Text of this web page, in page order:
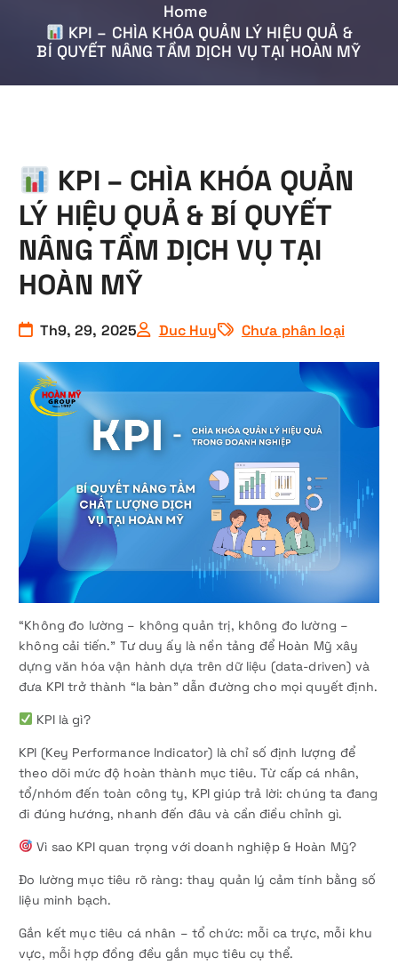
Home
KPI – CHÌA KHÓA QUẢN LÝ HIỆU QUẢ &
BÍ QUYẾT NÂNG TẦM DỊCH VỤ TẠI HOÀN MỸ
KPI – CHÌA KHÓA QUẢN
LÝ HIỆU QUẢ & BÍ QUYẾT
NÂNG TẦM DỊCH VỤ TẠI
HOÀN MỸ
Th9, 29, 2025 Duc Huy Chưa phân loại
“Không đo lường – không quản trị, không đo lường –
không cải tiến.” Tư duy ấy là nền tảng để Hoàn Mỹ xây
dựng văn hóa vận hành dựa trên dữ liệu (data-driven) và
đưa KPI trở thành “la bàn” dẫn đường cho mọi quyết định.
KPI là gì?
KPI (Key Performance Indicator) là chỉ số định lượng để
theo dõi mức độ hoàn thành mục tiêu. Từ cấp cá nhân,
tổ/nhóm đến toàn công ty, KPI giúp trả lời: chúng ta đang
đi đúng hướng, nhanh đến đâu và cần điều chỉnh gì.
Vì sao KPI quan trọng với doanh nghiệp & Hoàn Mỹ?
Đo lường mục tiêu rõ ràng: thay quản lý cảm tính bằng số
liệu minh bạch.
Gắn kết mục tiêu cá nhân – tổ chức: mỗi ca trực, mỗi khu
vực, mỗi hợp đồng đều gắn mục tiêu cụ thể.